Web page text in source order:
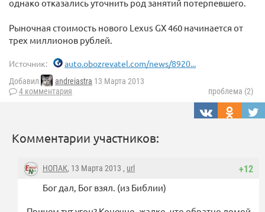
однако отказались уточнить род занятий потерпевшего.
Рыночная стоимость нового Lexus GX 460 начинается от
трех миллионов рублей.
Источник: auto.obozrevatel.com/news/8920...
Добавил andreiastra 13 Марта 2013
4 комментария
проблема (2)
Комментарии участников:
+12
НОПАК, 13 Марта 2013 , url
Бог дал, Бог взял. (из Библии)